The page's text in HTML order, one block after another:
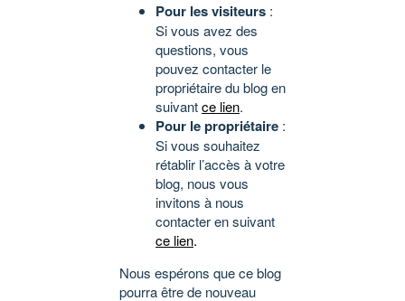
Pour les visiteurs :
Si vous avez des
questions, vous
pouvez contacter le
propriétaire du blog en
suivantce lien.
Pour le propriétaire :
Si vous souhaitez
rétablir l’accès à votre
blog, nous vous
invitons à nous
contacter en suivant
ce lien.
Nous espérons que ce blog
pourra être de nouveau